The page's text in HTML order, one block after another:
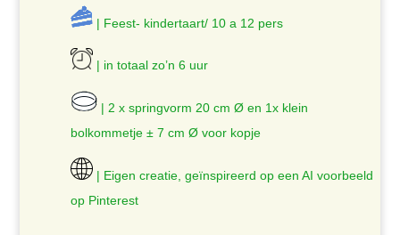
| Feest- kindertaart/ 10 a 12 pers
| in totaal zo’n 6 uur
| 2 x springvorm 20 cm Ø en 1x klein
bolkommetje ± 7 cm Ø voor kopje
| Eigen creatie, geïnspireerd op een AI voorbeeld
op Pinterest